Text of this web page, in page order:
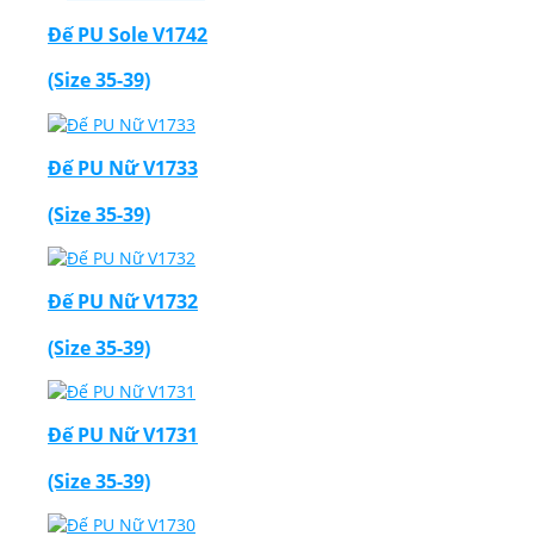
Đế PU Sole V1742
(Size 35-39)
Đế PU Nữ V1733
(Size 35-39)
Đế PU Nữ V1732
(Size 35-39)
Đế PU Nữ V1731
(Size 35-39)